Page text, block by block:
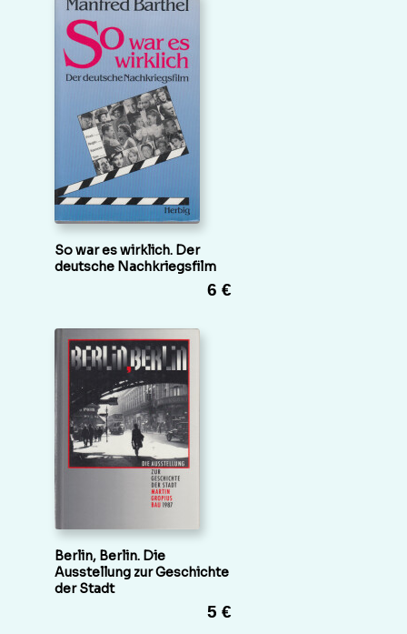
So war es wirklich. Der
deutsche Nachkriegsfilm
6 €
Berlin, Berlin. Die
Ausstellung zur Geschichte
der Stadt
5 €